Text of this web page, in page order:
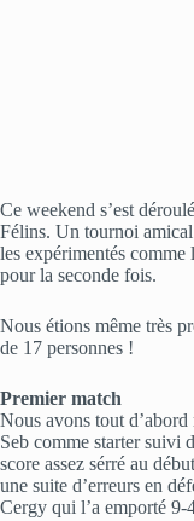
Ce weekend s’est
Félins. Un tournoi
les expérimentés comme
pour la seconde fois.
Nous étions même très
de 17 personnes !
Premier match
Nous avons tout
Seb comme starter suivi
score assez sérré au
une suite d’erreurs en
Cergy qui l’a emporté 9-